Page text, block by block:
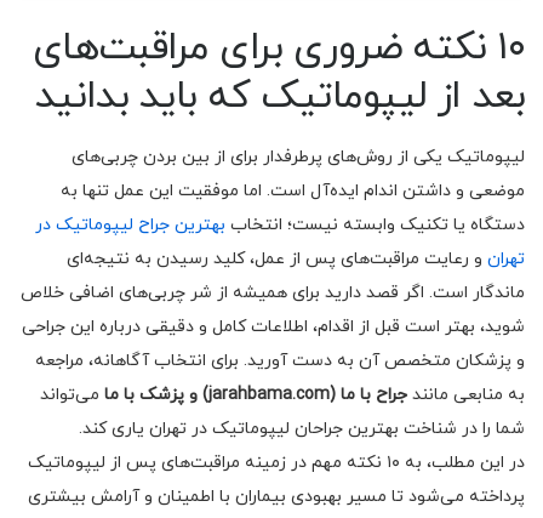
۱۰ نکته ضروری برای مراقبت‌های
بعد از لیپوماتیک که باید بدانید
لیپوماتیک یکی از روش‌های پرطرفدار برای از بین بردن چربی‌های
موضعی و داشتن اندام ایده‌آل است. اما موفقیت این عمل تنها به
دستگاه یا تکنیک وابسته نیست؛ انتخاب بهترین جراح لیپوماتیک در
تهران و رعایت مراقبت‌های پس از عمل، کلید رسیدن به نتیجه‌ای
ماندگار است. اگر قصد دارید برای همیشه از شر چربی‌های اضافی خلاص
شوید، بهتر است قبل از اقدام، اطلاعات کامل و دقیقی درباره این جراحی
و پزشکان متخصص آن به دست آورید. برای انتخاب آگاهانه، مراجعه
به منابعی مانند جراح با ما (jarahbama.com) و پزشک با ما
می‌تواند
شما را در شناخت بهترین جراحان لیپوماتیک در تهران یاری کند.
در این مطلب، به ۱۰ نکته مهم در زمینه مراقبت‌های پس از لیپوماتیک
پرداخته می‌شود تا مسیر بهبودی بیماران با اطمینان و آرامش بیشتری